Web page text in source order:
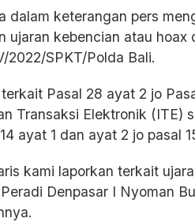
dalam keterangan pers
ujaran kebencian atau hoax
2022/SPKT/Polda Bali.
Pasal 28 ayat 2 jo
Transaksi Elektronik (ITE)
ayat 1 dan ayat 2 jo pasal
kami laporkan terkait
Denpasar I Nyoman